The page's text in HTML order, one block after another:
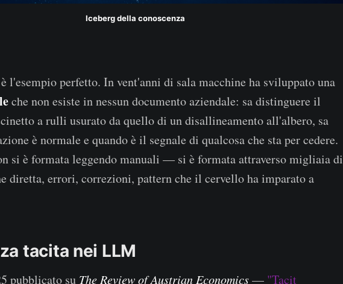
Iceberg della conoscenza
l'esempio perfetto. In vent'anni di sala macchine ha sviluppato una
che non esiste in nessun documento aziendale: sa distinguere il
a rulli usurato da quello di un disallineamento all'albero, sa
è normale e quando è il segnale di qualcosa che sta per cedere.
si è formata leggendo manuali — si è formata attraverso migliaia di
diretta, errori, correzioni, pattern che il cervello ha imparato a
tacita nei LLM
pubblicato su The Review of Austrian Economics— "Tacit